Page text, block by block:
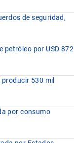
de seguridad,
petróleo por USD 872
530 mil
por consumo